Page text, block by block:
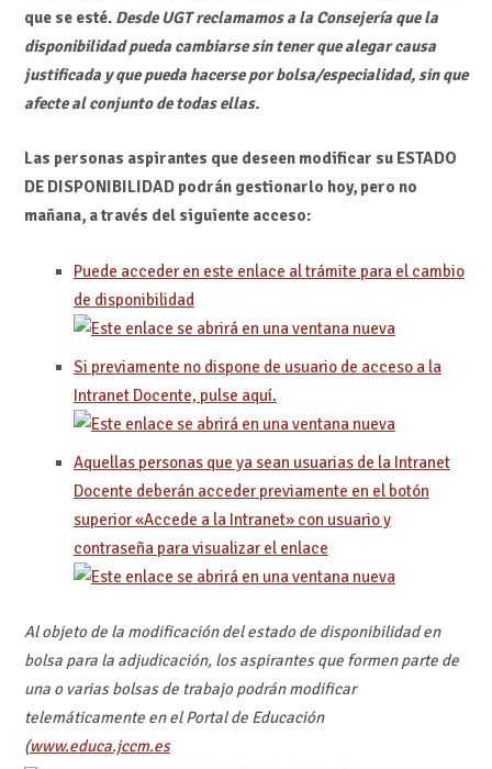
que se esté. Desde UGT reclamamos a la Consejería que la
disponibilidad pueda cambiarse sin tener que alegar causa
justificada y que pueda hacerse por bolsa/especialidad, sin que
afecte al conjunto de todas ellas.
Las personas aspirantes que deseen modificar su ESTADO
DE DISPONIBILIDAD podrán gestionarlo hoy, pero no
mañana, a través del siguiente acceso:
Puede acceder en este enlace al trámite para el cambio
de disponibilidad
Si previamente no dispone de usuario de acceso a la
Intranet Docente, pulse aquí.
Aquellas personas que ya sean usuarias de la Intranet
Docente deberán acceder previamente en el botón
superior «Accede a la Intranet» con usuario y
contraseña para visualizar el enlace
Al objeto de la modificación del estado de disponibilidad en
bolsa para la adjudicación, los aspirantes que formen parte de
una o varias bolsas de trabajo podrán modificar
telemáticamente en el Portal de Educación
(www.educa.jccm.es